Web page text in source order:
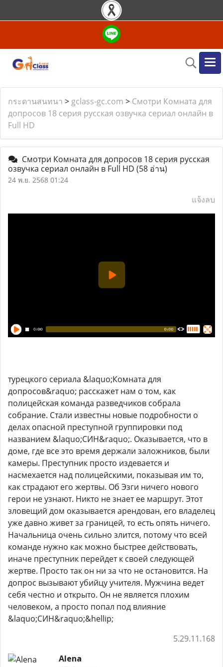
กระดานสนทนา > gclass-gc.com > Смотри Комната для
допросов 18 серия русская озвучка сериал онлайн в
Full HD
Смотри Комната для допросов 18 серия русская
озвучка сериал онлайн в Full HD (58 อ่าน)
24 พ.ย. 2568 01:24
แจ้งลบ
турецкого сериала &laquo;Комната для
допросов&raquo; расскажет нам о том, как
полицейская команда разведчиков собрала
собрание. Стали известны новые подробности о
делах опасной преступной группировки под
названием &laquo;СИН&raquo;. Оказывается, что в
доме, где все это время держали заложников, были
камеры. Преступник просто издевается и
насмехается над полицейскими, показывая им то,
как страдают его жертвы. Об Эзги ничего нового
герои не узнают. Никто не знает ее маршрут. Этот
зловещий дом оказывается арендован, его владелец
уже давно живет за границей, то есть опять ничего.
Начальница очень сильно злится, потому что всей
команде нужно как можно быстрее действовать,
иначе преступник перейдет к своей следующей
жертве. Просто так он ни за что не остановится. На
допрос вызывают убийцу учителя. Мужчина ведет
себя честно и открыто. Он не является плохим
человеком, а просто попал под влияние
&laquo;СИН&raquo;&hellip;
5.29.11.168
Alena